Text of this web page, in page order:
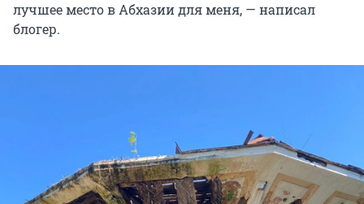
лучшее место в Абхазии для меня, — написал
блогер.